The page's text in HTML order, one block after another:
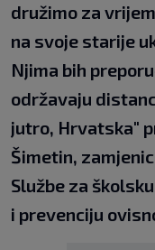
družimo za
na svoje starije
Njima bih
održavaju
jutro, Hrvatska"
Šimetin,
Službe za
i prevenciju